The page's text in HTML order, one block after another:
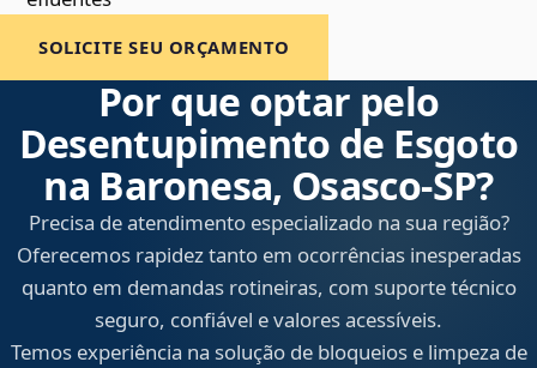
SOLICITE SEU ORÇAMENTO
Por que optar pelo
Desentupimento de Esgoto
na Baronesa, Osasco‑SP?
Precisa de atendimento especializado na sua região?
Oferecemos rapidez tanto em ocorrências inesperadas
quanto em demandas rotineiras, com suporte técnico
seguro, confiável e valores acessíveis.
Temos experiência na solução de bloqueios e limpeza de